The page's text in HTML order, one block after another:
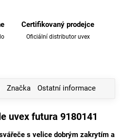
Certifikovaný prodejce
Oficiální distributor uvex
Značka Ostatní informace
uvex futura 9180141
s velice dobrým zakrytím a